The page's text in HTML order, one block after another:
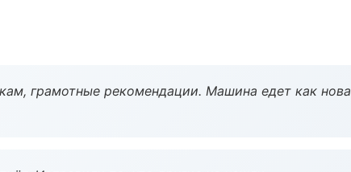
грамотные рекомендации. Машина едет как